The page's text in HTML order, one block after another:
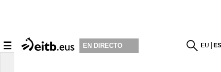
☰ EN DIRECTO EU